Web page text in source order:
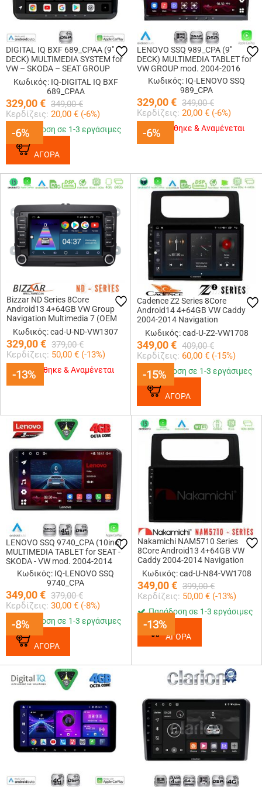
-6%
DIGITAL IQ BXF 689_CPAA (9"
DECK) MULTIMEDIA SYSTEM for
VW – SKODA – SEAT GROUP
mod. 2004-2018
Κωδικός: IQ-DIGITAL IQ BXF
689_CPAA
329,00€ 349,00 €
Κερδίζεις: 20,00 € (-6%)
-6%
Παράδοση σε 1-3 εργάσιμες
ΑΓΟΡΑ
-6%
LENOVO SSQ 989_CPA (9''
DECK) MULTIMEDIA TABLET for
VW GROUP mod. 2004-2016
Κωδικός: IQ-LENOVO SSQ
989_CPA
329,00€ 349,00 €
Κερδίζεις: 20,00 € (-6%)
-6%
Εξαντλήθηκε & Αναμένεται
-13%
Bizzar ND Series 8Core
Android13 4+64GB VW Group
Navigation Multimedia 7 (OEM
Style)
Κωδικός: cad-U-ND-VW1307
329,00€ 379,00 €
Κερδίζεις: 50,00 € (-13%)
-13%
Εξαντλήθηκε & Αναμένεται -15%
Cadence Z2 Series 8Core
Android14 4+64GB VW Caddy
2004-2014 Navigation
Multimedia Tablet 10 Με Carplay
&amp; Android Auto
Κωδικός: cad-U-Z2-VW1708
349,00€ 409,00 €
Κερδίζεις: 60,00 € (-15%)
-15%
Παράδοση σε 1-3 εργάσιμες
ΑΓΟΡΑ
-8%
LENOVO SSQ 9740_CPA (10inc)
MULTIMEDIA TABLET for SEAT -
SKODA - VW mod. 2004-2014
Κωδικός: IQ-LENOVO SSQ
9740_CPA
349,00€ 379,00 €
Κερδίζεις: 30,00 € (-8%)
-8%
Παράδοση σε 1-3 εργάσιμες
ΑΓΟΡΑ
-13%
Nakamichi NAM5710 Series
8Core Android13 4+64GB VW
Caddy 2004-2014 Navigation
Multimedia Tablet 10
Κωδικός: cad-U-N84-VW1708
349,00€ 399,00 €
Κερδίζεις: 50,00 € (-13%)
-13%
Παράδοση σε 1-3 εργάσιμες
ΑΓΟΡΑ